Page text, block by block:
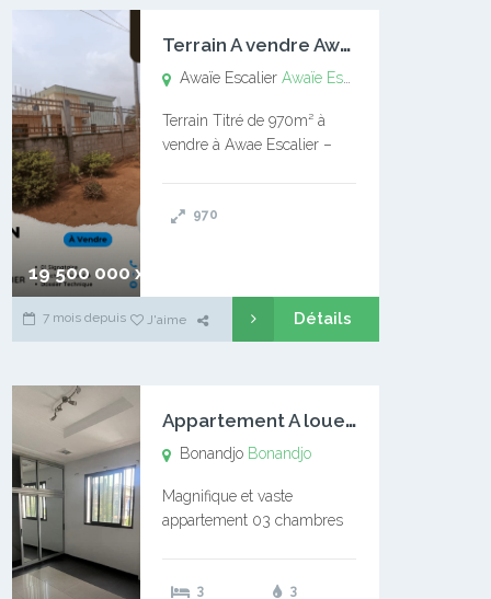
19 500 000 xaf
T
errain A vendre Awaïe Escalier
Awaïe EscalierAwaïe Escalier
Terrain Titré de 970m² à
vendre à Awae Escalier –
l’Université Catholique –
970
7 mois depuis J'aime Détails
A
ppartement A louer Bonandjo
Bonandjo Bonandjo
Magnifique et vaste
appartement 03 chambres
douches 01 vaste salon 01
3
3